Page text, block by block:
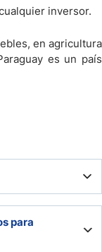
inversor.
en agricultura
es un país
Paraguay, a
con políticas
para